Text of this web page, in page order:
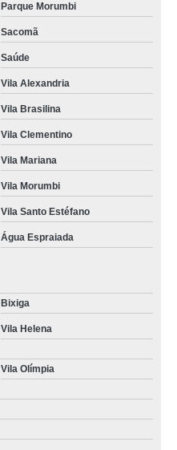
Parque Morumbi
Sacomã
Saúde
Vila Alexandria
Vila Brasilina
Vila Clementino
Vila Mariana
Vila Morumbi
Vila Santo Estéfano
Água Espraiada
Bixiga
Vila Helena
Vila Olímpia